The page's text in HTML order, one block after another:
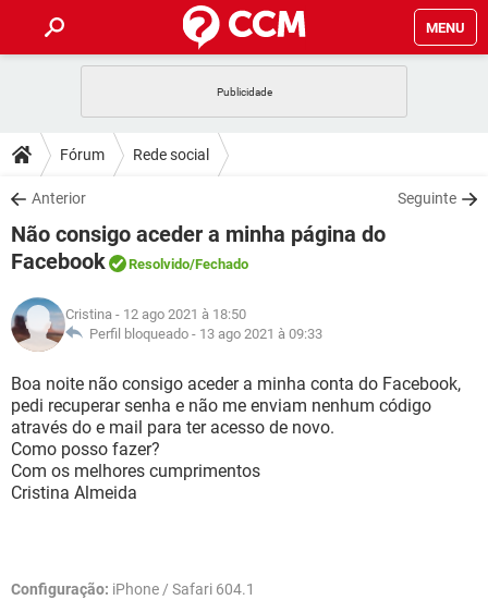
MENU
CELULAR
OUTLOOK
INSTAGRAM GMAIL
GUIA DE COMPRAS
DICAS
JOGOS
OUTLOOK
GUIA DE COMPRAS
DOWNLOADS
JOGOS WHATSAPP
CELULAR
OUTLOOK
INSTAGRAM
GUIA DE COMPRAS
FÓRUM
CELULAR FACEBOOK
INSTAGRAM GMAIL
GUIA DE COMPRAS
GLOSSÁRIO
JOGOS
CELULAR FACEBOOK
OUTLOOK EXCEL
INSTAGRAM
GUIA DE COMPRAS
Fórum Rede social
Anterior Seguinte
Não consigo aceder a minha página do
Facebook
Resolvido/Fechado
Cristina - 12 ago 2021 à 18:50
Perfil bloqueado - 13 ago 2021 à 09:33
Boa noite não consigo aceder a minha conta do Facebook,
pedi recuperar senha e não me enviam nenhum código
através do e mail para ter acesso de novo.
Como posso fazer?
Com os melhores cumprimentos
Cristina Almeida
Configuração: iPhone / Safari 604.1